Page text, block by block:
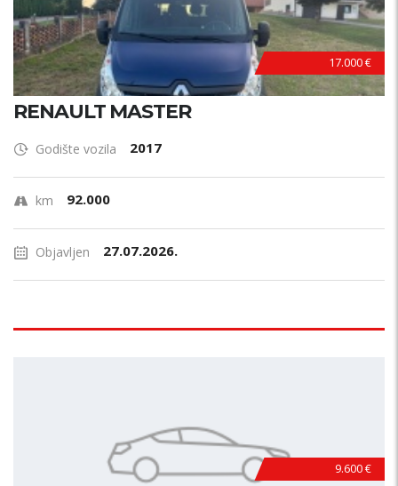
17.000 €
RENAULT MASTER
Godište vozila 2017
km 92.000
Objavljen 27.07.2026.
9.600 €